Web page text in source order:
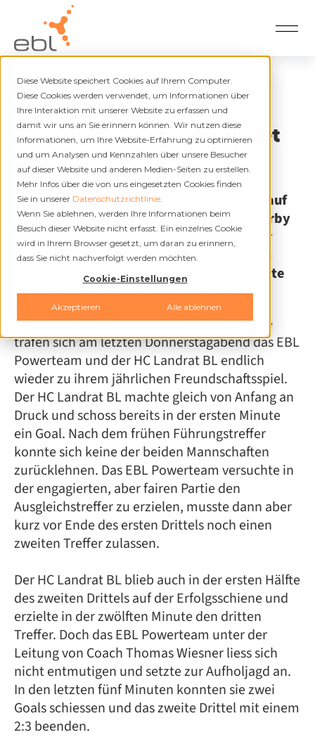
Diese Website speichert Cookies auf Ihrem Computer.
Diese Cookies werden verwendet, um Informationen über
Ihre Interaktion mit unserer Website zu erfassen und
damit wir uns an Sie erinnern können. Wir nutzen diese
Informationen, um Ihre Website-Erfahrung zu optimieren
und um Analysen und Kennzahlen über unsere Besucher
auf dieser Website und anderen Medien-Seiten zu erstellen.
Mehr Infos über die von uns eingesetzten Cookies finden
Sie in unserer Datenschutzrichtlinie.
Wenn Sie ablehnen, werden Ihre Informationen beim
Besuch dieser Website nicht erfasst. Ein einzelnes Cookie
wird in Ihrem Browser gesetzt, um daran zu erinnern,
dass Sie nicht nachverfolgt werden möchten.
Cookie-Einstellungen
Akzeptieren Alle ablehnen
Zurück
27.01.2023
Starker HC Landrat BL punktet
gegen das EBL Powerteam
Am Donnerstag traf das EBL Powerteam auf
den HC Landrat BL zum traditionellen Derby
auf der Kunsteisbahn Sissach. Nach einer
frühen Führung zog der HC Landrat BL im
letzten Drittel endgültig davon und konnte
das Spiel deutlich für sich entscheiden.
Nach der pandemiebedingten Zwangspause
trafen sich am letzten Donnerstagabend das EBL
Powerteam und der HC Landrat BL endlich
wieder zu ihrem jährlichen Freundschaftsspiel.
Der HC Landrat BL machte gleich von Anfang an
Druck und schoss bereits in der ersten Minute
ein Goal. Nach dem frühen Führungstreffer
konnte sich keine der beiden Mannschaften
zurücklehnen. Das EBL Powerteam versuchte in
der engagierten, aber fairen Partie den
Ausgleichstreffer zu erzielen, musste dann aber
kurz vor Ende des ersten Drittels noch einen
zweiten Treffer zulassen.
Der HC Landrat BL blieb auch in der ersten Hälfte
des zweiten Drittels auf der Erfolgsschiene und
erzielte in der zwölften Minute den dritten
Treffer. Doch das EBL Powerteam unter der
Leitung von Coach Thomas Wiesner liess sich
nicht entmutigen und setzte zur Aufholjagd an.
In den letzten fünf Minuten konnten sie zwei
Goals schiessen und das zweite Drittel mit einem
2:3 beenden.